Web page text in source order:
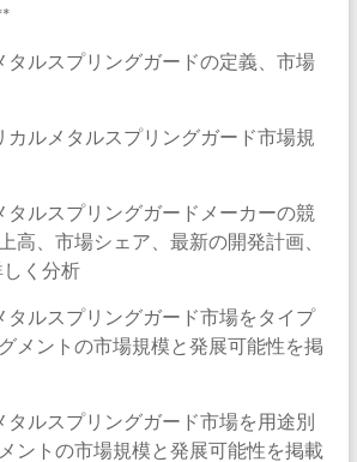
タルスプリングガードの定義、市場
カルメタルスプリングガード市場規
タルスプリングガードメーカーの競
高、市場シェア、最新の開発計画、
く分析
タルスプリングガード市場をタイプ
メントの市場規模と発展可能性を掲
タルスプリングガード市場を用途別
ントの市場規模と発展可能性を掲載